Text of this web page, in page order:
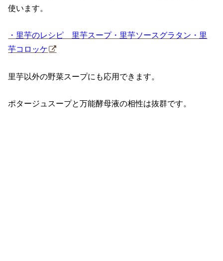
使います。
・里芋のレシピ 里芋スープ・里芋ソースグラタン・里
芋コロッケ
里芋以外の野菜スープにも応用できます。
ポタージュスープと万能酵母液の相性は抜群です。